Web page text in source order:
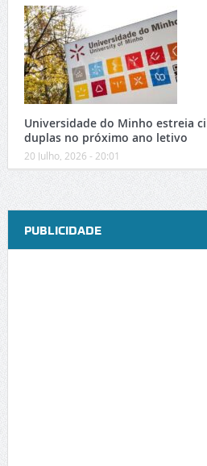
Universidade do Minho estreia
duplas no próximo ano letivo
20 Julho, 2026 - 20:01
PUBLICIDADE